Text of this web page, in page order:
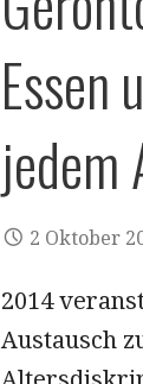
Essen
jedem
2 Oktober
2014
Austausch